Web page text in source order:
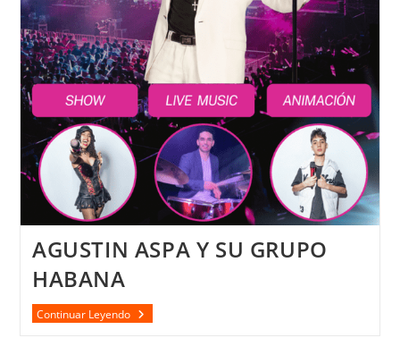
AGUSTIN ASPA Y SU GRUPO
HABANA
Continuar LeyendoAGUSTIN
ASPA